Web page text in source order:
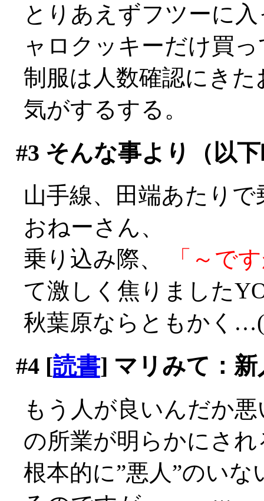
とりあえずフツーに
ャロクッキーだけ買
制服は人数確認にき
気がするする。
#3 そんな事より（以
山手線、田端あたり
おねーさん、
乗り込み際、
「～で
て激しく焦りました
秋葉原ならともかく
#4[読書] マリみて：新
もう人が良いんだか
の所業が明らかにさ
根本的に”悪人”のい